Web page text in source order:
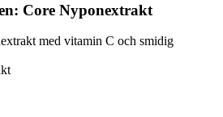
Core Nyponextrakt
med vitamin C och smidig